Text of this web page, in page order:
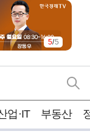
5/5
업·IT 부동산